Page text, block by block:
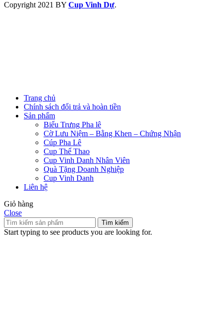
Copyright 2021 BY Cup Vinh Dự.
Trang chủ
Chính sách đổi trả và hoàn tiền
Sản phẩm
Biểu Trưng Pha lê
Cờ Lưu Niệm – Bằng Khen – Chứng Nhận
Cúp Pha Lê
Cup Thể Thao
Cup Vinh Danh Nhân Viên
Quà Tặng Doanh Nghiệp
Cup Vinh Danh
Liên hệ
Giỏ hàng
Close
Tìm kiếm
Start typing to see products you are looking for.